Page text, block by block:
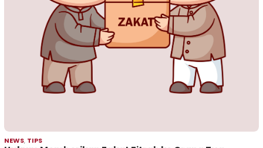
NEWS, TIPS